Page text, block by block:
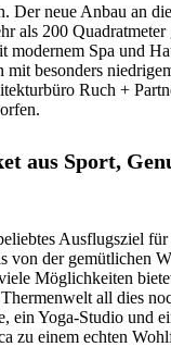
Der neue Anbau an
als 200 Quadratmeter
modernem Spa und
mit besonders
Ruch +
aus Sport,
Ausflugsziel für
von der gemütlichen
Möglichkeiten
all dies
ein Yoga-Studio und
zu einem echten